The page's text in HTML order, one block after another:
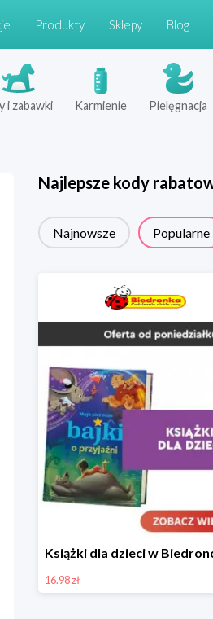
Produkty Sklepy Blog
i zabawki Karmienie Pielęgnacja
Najlepsze kody
Najnowsze Popularne
16.98 zł